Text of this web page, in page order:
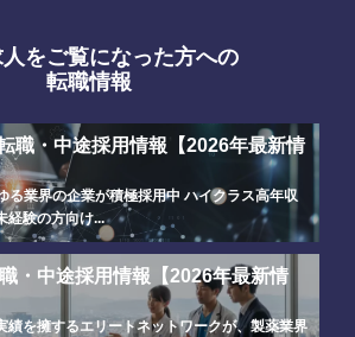
人をご覧になった方への
転職情報
職・中途採用情報【2026年最新情
る業界の企業が積極採用中 ハイクラス高年収
経験の方向け...
・中途採用情報【2026年最新情
績を擁するエリートネットワークが、製薬業界